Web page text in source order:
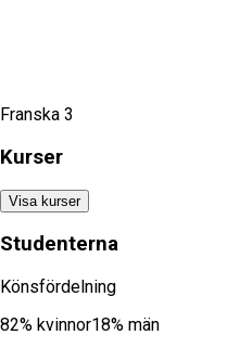
Franska 3
Kurser
Visa kurser
Studenterna
Könsfördelning
82% kvinnor18% män